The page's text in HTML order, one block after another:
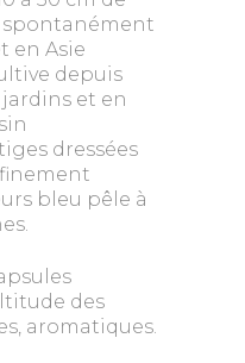
spontanément
en Asie
depuis
et en
dressées
bleu pêle à
des
aromatiques.